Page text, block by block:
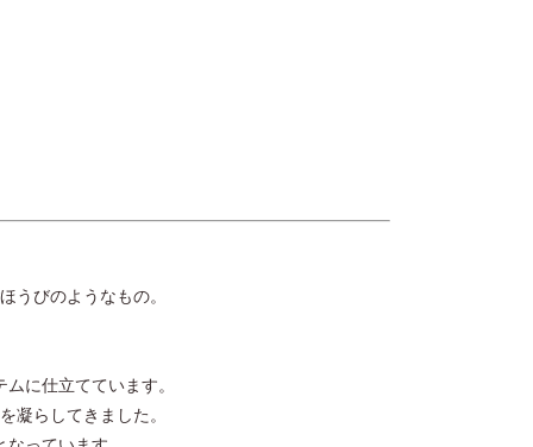
うびのようなもの。
に仕立てています。
凝らしてきました。